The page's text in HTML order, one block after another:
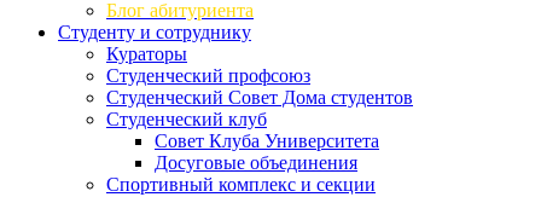
Блог абитуриента
Студенту и сотруднику
Кураторы
Студенческий профсоюз
Студенческий Совет Дома студентов
Студенческий клуб
Совет Клуба Университета
Досуговые объединения
Спортивный комплекс и секции